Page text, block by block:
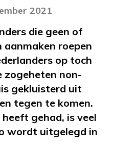
2021
die geen of
roepen
op toch
zogeheten non-
gekluisterd uit
tegen te komen.
gehad, is veel
wordt uitgelegd in